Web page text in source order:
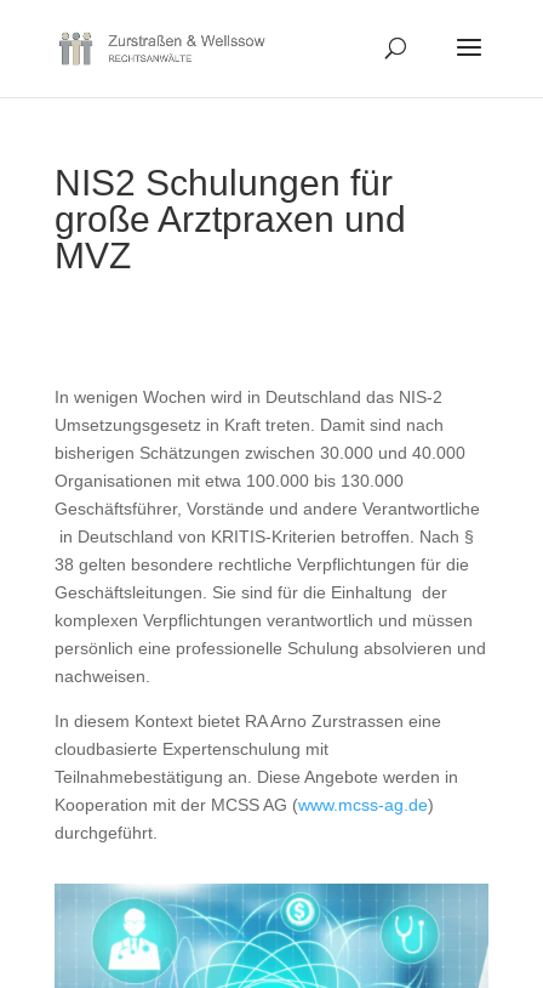
NIS2 Schulungen für
große Arztpraxen und
MVZ
In wenigen Wochen wird in Deutschland das NIS-2
Umsetzungsgesetz in Kraft treten. Damit sind nach
bisherigen Schätzungen zwischen 30.000 und 40.000
Organisationen mit etwa 100.000 bis 130.000
Geschäftsführer, Vorstände und andere Verantwortliche
in Deutschland von KRITIS-Kriterien betroffen. Nach §
38 gelten besondere rechtliche Verpflichtungen für die
Geschäftsleitungen. Sie sind für die Einhaltung der
komplexen Verpflichtungen verantwortlich und müssen
persönlich eine professionelle Schulung absolvieren und
nachweisen.
In diesem Kontext bietet RA Arno Zurstrassen eine
cloudbasierte Expertenschulung mit
Teilnahmebestätigung an. Diese Angebote werden in
Kooperation mit der MCSS AG (www.mcss-ag.de)
durchgeführt.